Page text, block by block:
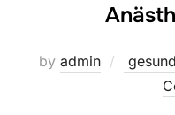
by admin